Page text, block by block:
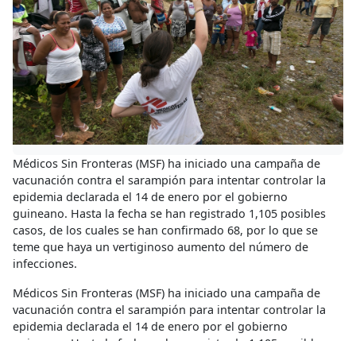
Médicos Sin Fronteras (MSF) ha iniciado una campaña de
vacunación contra el sarampión para intentar controlar la
epidemia declarada el 14 de enero por el gobierno
guineano. Hasta la fecha se han registrado 1,105 posibles
casos, de los cuales se han confirmado 68, por lo que se
teme que haya un vertiginoso aumento del número de
infecciones.
Médicos Sin Fronteras (MSF) ha iniciado una campaña de
vacunación contra el sarampión para intentar controlar la
epidemia declarada el 14 de enero por el gobierno